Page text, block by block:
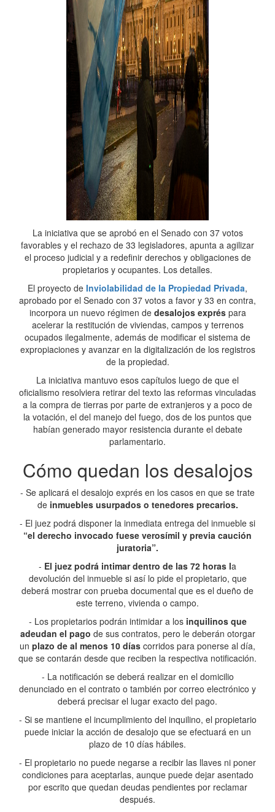
La iniciativa que se aprobó en el Senado con 37 votos
favorables y el rechazo de 33 legisladores, apunta a agilizar
el proceso judicial y a redefinir derechos y obligaciones de
propietarios y ocupantes. Los detalles.
El proyecto de Inviolabilidad de la Propiedad Privada,
aprobado por el Senado con 37 votos a favor y 33 en contra,
incorpora un nuevo régimen de desalojos expréspara
acelerar la restitución de viviendas, campos y terrenos
ocupados ilegalmente, además de modificar el sistema de
expropiaciones y avanzar en la digitalización de los registros
de la propiedad.
La iniciativa mantuvo esos capítulos luego de que el
oficialismo resolviera retirar del texto las reformas vinculadas
a la compra de tierras por parte de extranjeros y a poco de
la votación, el del manejo del fuego, dos de los puntos que
habían generado mayor resistencia durante el debate
parlamentario.
Cómo quedan los desalojos
- Se aplicará el desalojo exprés en los casos en que se trate
de inmuebles usurpados o tenedores precarios.
- El juez podrá disponer la inmediata entrega del inmueble si
“el derecho invocado fuese verosímil y previa caución
juratoria”.
- El juez podrá intimar dentro de las 72 horas la
devolución del inmueble si así lo pide el propietario, que
deberá mostrar con prueba documental que es el dueño de
este terreno, vivienda o campo.
- Los propietarios podrán intimidar a los inquilinos que
adeudan el pago de sus contratos, pero le deberán otorgar
un plazo de al menos 10 días corridos para ponerse al día,
que se contarán desde que reciben la respectiva notificación.
- La notificación se deberá realizar en el domicilio
denunciado en el contrato o también por correo electrónico y
deberá precisar el lugar exacto del pago.
- Si se mantiene el incumplimiento del inquilino, el propietario
puede iniciar la acción de desalojo que se efectuará en un
plazo de 10 días hábiles.
- El propietario no puede negarse a recibir las llaves ni poner
condiciones para aceptarlas, aunque puede dejar asentado
por escrito que quedan deudas pendientes por reclamar
después.